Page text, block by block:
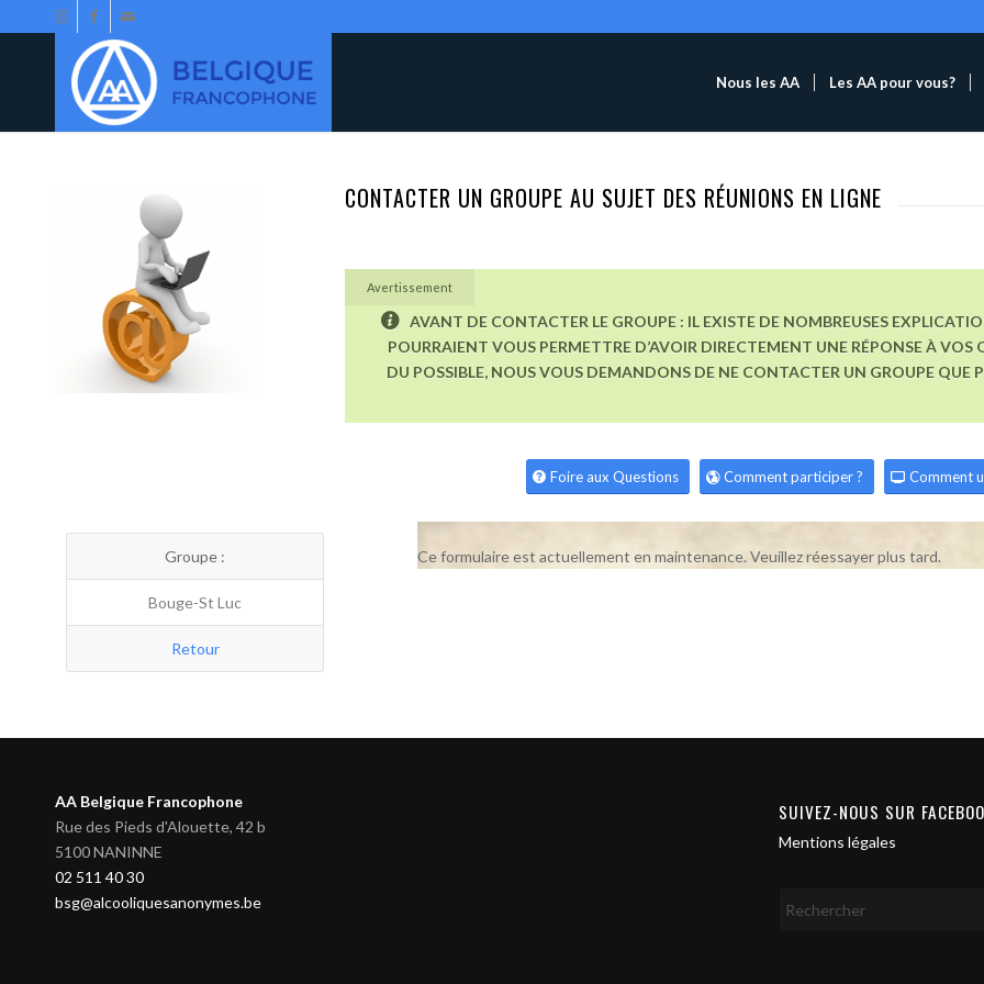
Nous les AA Les AA pour vous?
CONTACTER UN GROUPE AU SUJET DES RÉUNIONS EN LIGNE
Avertissement
AVANT DE CONTACTER LE GROUPE : IL EXISTE DE NOMBREUSES
POURRAIENT VOUS PERMETTRE D’AVOIR DIRECTEMENT UNE RÉPONSE À VOS
DU POSSIBLE, NOUS VOUS DEMANDONS DE NE CONTACTER UN GROUPE QUE
Foire aux Questions Comment participer ? Comment
Groupe :
Bouge-St Luc
Retour
Ce formulaire est actuellement en maintenance. Veuillez réessayer plus tard.
AA Belgique Francophone
Rue des Pieds d'Alouette, 42 b
5100 NANINNE
02 511 40 30
bsg@alcooliquesanonymes.be
SUIVEZ-NOUS SUR
Mentions légales